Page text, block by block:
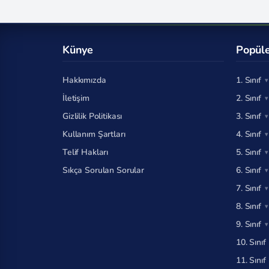
Künye
Hakkımızda
İletişim
Gizlilik Politikası
Kullanım Şartları
Telif Hakları
Sıkça Sorulan Sorular
1. Sınıf
2. Sınıf
3. Sınıf
4. Sınıf
5. Sınıf
6. Sınıf
7. Sınıf
8. Sınıf
9. Sınıf
10. Sınıf
11. Sınıf